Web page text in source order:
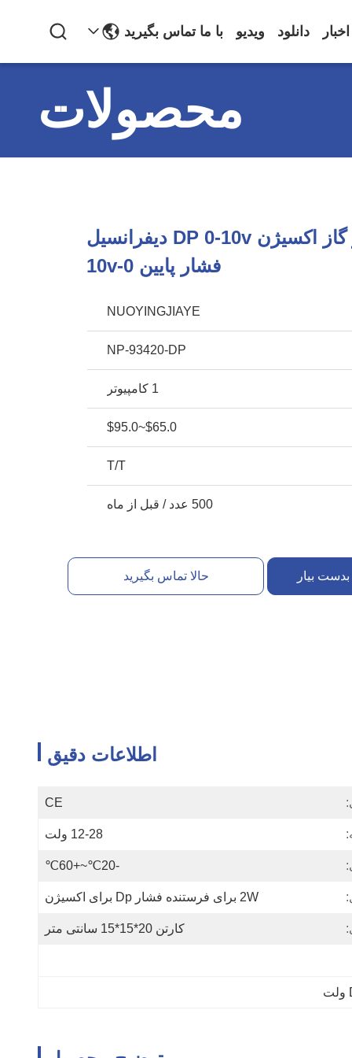
اخبار دانلود ویدیو با ما تماس بگیرید
محصولات
سنسور فشار گاز اکسیژن DP 0-10v دیفرانسیل
فشار پایین 0-10v
NUOYINGJIAYE
NP-93420-DP
1 کامپیوتر
$65.0~$95.0
T/T
500 عدد / قبل از ماه
بیار حالا تماس بگیرید
اطلاعات دقیق
CE
12-28 ولت
-20℃~+60℃
2W برای فرستنده فشار Dp برای اکسیژن
کارتن 20*15*15 سانتی متر